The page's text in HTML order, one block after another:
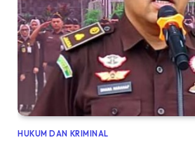
HUKUM DAN KRIMINAL